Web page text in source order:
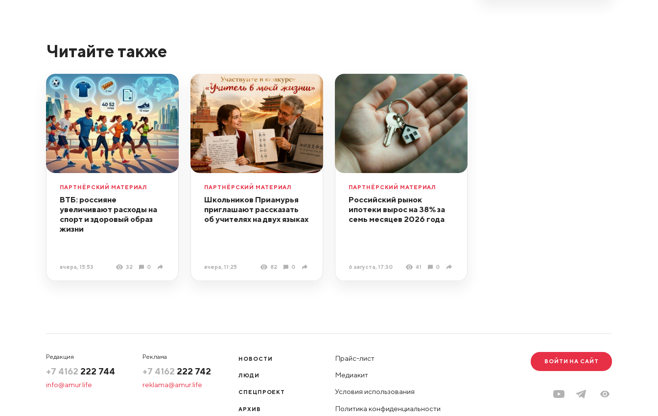
Читайте также
ПАРТНЁРСКИЙ МАТЕРИАЛ
ВТБ: россияне
увеличивают расходы на
спорт и здоровый образ
жизни
вчера, 15:53 32 0
ПАРТНЁРСКИЙ МАТЕРИАЛ
Школьников Приамурья
приглашают рассказать
об учителях на двух языках
вчера, 11:25 82 0
ПАРТНЁРСКИЙ МАТЕРИАЛ
Российский рынок
ипотеки вырос на 38% за
семь месяцев 2026 года
6 августа, 17:30 41 0
Редакция
+7 4162 222 744
info@amur.life
Реклама
+7 4162 222 742
reklama@amur.life
НОВОСТИ
ЛЮДИ
СПЕЦПРОЕКТ
АРХИВ
Прайс-лист
Медиакит
Условия использования
Политика конфиденциальности
ВОЙТИ НА САЙТ